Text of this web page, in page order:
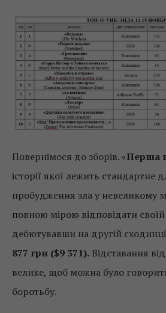
Повернімося до зборів. «Перша
історії якої лежить стандартне
пробудження зла у невеликому
повною мірою відповідати своїй
дебютувавши на другій
877 грн ($9 371). Відставання
велике, щоб можна було
боротьбу.